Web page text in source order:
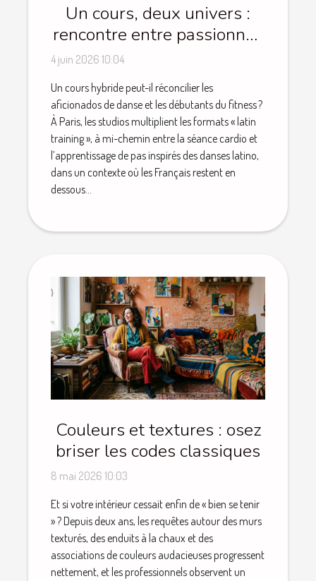
Un cours, deux univers :
rencontre entre passionnés
de danse et novices du
fitness
4 juin 2026 10:04
Un cours hybride peut-il réconcilier les
aficionados de danse et les débutants du fitness ?
À Paris, les studios multiplient les formats « latin
training », à mi-chemin entre la séance cardio et
l’apprentissage de pas inspirés des danses latino,
dans un contexte où les Français restent en
dessous...
Couleurs et textures : osez
briser les codes classiques
8 mai 2026 10:03
Et si votre intérieur cessait enfin de « bien se tenir
» ? Depuis deux ans, les requêtes autour des murs
texturés, des enduits à la chaux et des
associations de couleurs audacieuses progressent
nettement, et les professionnels observent un